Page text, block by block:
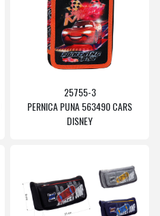
25755-3
PERNICA PUNA 563490 CARS
DISNEY